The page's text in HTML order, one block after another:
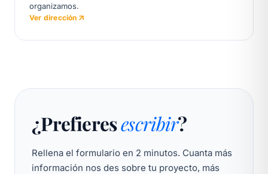
organizamos.
Ver dirección
¿Prefieresescribir?
Rellena el formulario en 2 minutos. Cuanta más
información nos des sobre tu proyecto, más